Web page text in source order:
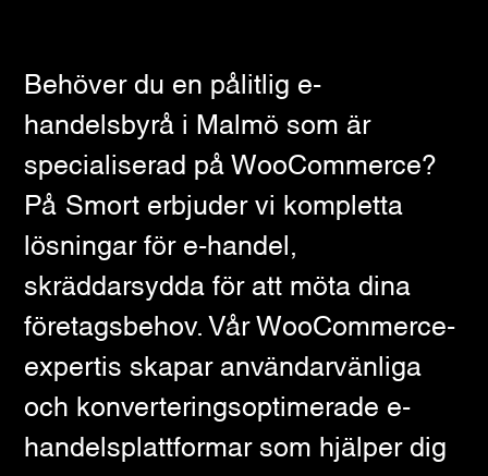
Behöver du en pålitlig e-
handelsbyrå i Malmö som är
specialiserad på WooCommerce?
På Smort erbjuder vi kompletta
lösningar för e-handel,
skräddarsydda för att möta dina
företagsbehov. Vår WooCommerce-
expertis skapar användarvänliga
och konverteringsoptimerade e-
handelsplattformar som hjälper dig